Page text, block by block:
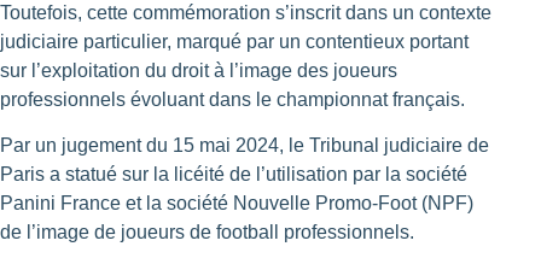
Toutefois, cette commémoration s’inscrit dans un contexte
judiciaire particulier, marqué par un contentieux portant
sur l’exploitation du droit à l’image des joueurs
professionnels évoluant dans le championnat français.
Par un jugement du 15 mai 2024, le Tribunal judiciaire de
Paris a statué sur la licéité de l’utilisation par la société
Panini France et la société Nouvelle Promo-Foot (NPF)
de l’image de joueurs de football professionnels.